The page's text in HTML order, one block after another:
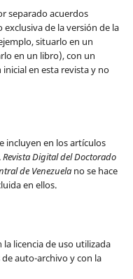
separado acuerdos
de la versión de la
situarlo en un
en un libro), con un
en esta revista y no
incluyen en los artículos
Revista Digital del Doctorado
de Venezuelano se hace
en ellos.
licencia de uso utilizada
auto-archivo y con la